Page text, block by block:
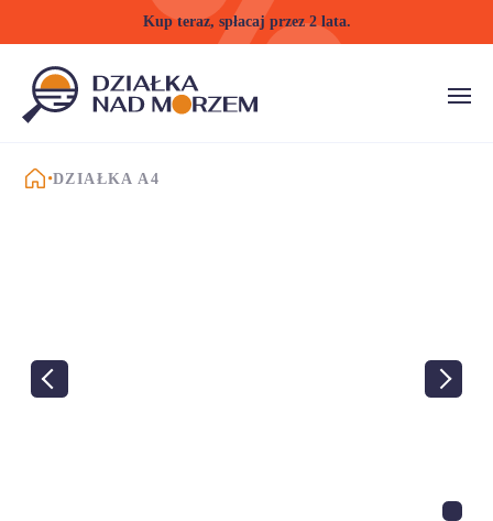
Kup teraz, spłacaj przez 2 lata.
STRONA GŁÓWNA
DZIAŁKA A4